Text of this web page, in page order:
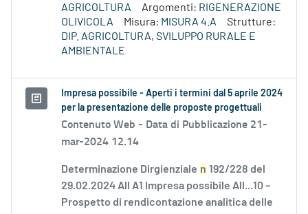
AGRICOLTURA
Argomenti: RIGENERAZIONE
OLIVICOLA
Misura: MISURA 4.A
Strutture:
DIP. AGRICOLTURA, SVILUPPO RURALE E
AMBIENTALE
Impresa possibile - Aperti i termini dal 5 aprile 2024
per la presentazione delle proposte progettuali
Contenuto Web - Data di Pubblicazione 21-
mar-2024 12.14
Determinazione Dirgienziale n 192/228 del
29.02.2024 All A1 Impresa possibile All...10 –
Prospetto di rendicontazione analitica delle